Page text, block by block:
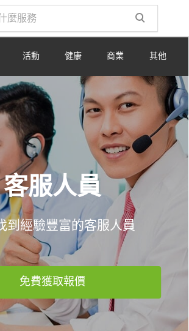
活動 健康 商業 其他
客服人員
到經驗豐富的客服人員
免費獲取報價